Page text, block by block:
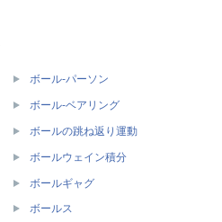
ボール‐パーソン
ボール‐ベアリング
ボールの跳ね返り運動
ボールウェイン積分
ボールギャグ
ボールス